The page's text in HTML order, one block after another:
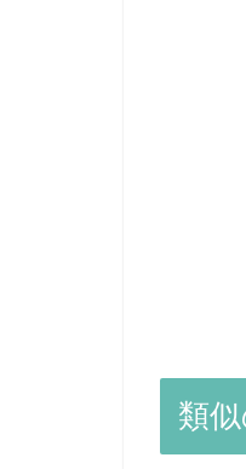
類